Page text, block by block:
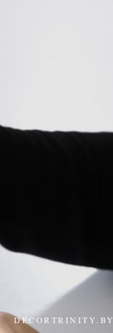
DECORTRINITY.BY